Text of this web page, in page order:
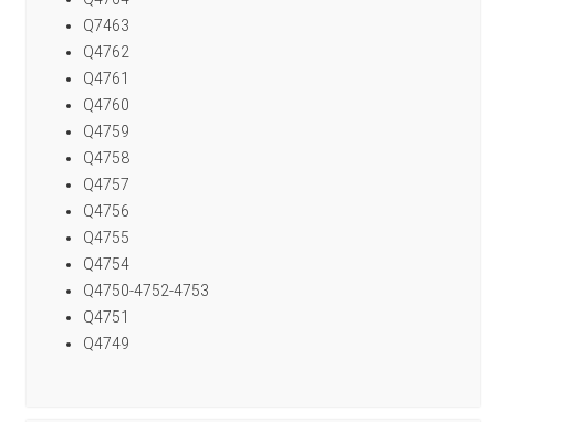
Q7463
Q4762
Q4761
Q4760
Q4759
Q4758
Q4757
Q4756
Q4755
Q4754
Q4750-4752-4753
Q4751
Q4749